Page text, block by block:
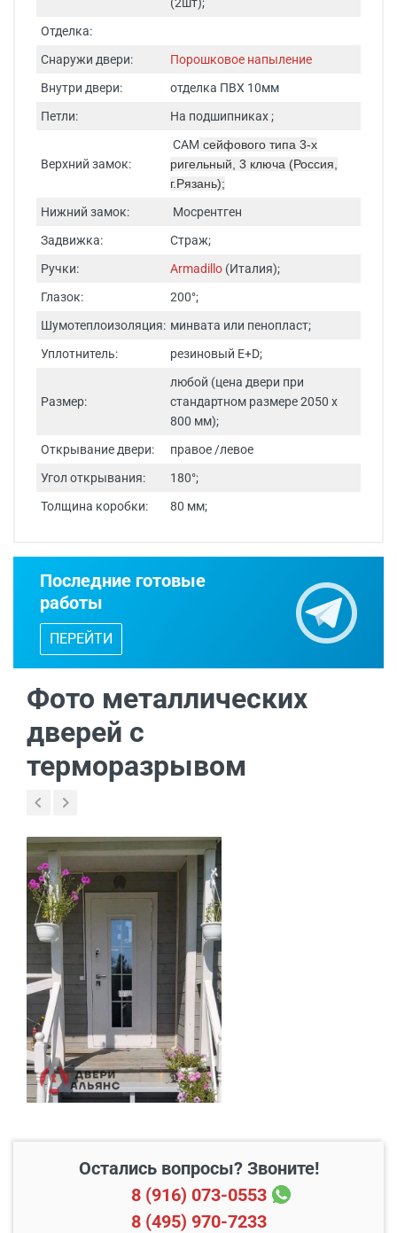
Отделка:
Снаружи двери:
Порошковое напыление
Внутри двери:
отделка ПВХ 10мм
Петли:
На подшипниках ;
Верхний замок:
САМ сейфового типа 3-х
ригельный, 3 ключа (Россия,
г.Рязань);
Нижний замок:
Мосрентген
Задвижка:
Страж;
Ручки:
Armadillo (Италия);
Глазок:
200°;
Шумотеплоизоляция: минвата или пенопласт;
Уплотнитель:
резиновый E+D;
Размер:
любой (цена двери при
стандартном размере 2050 х
800 мм);
Открывание двери:
правое /левое
Угол открывания:
180°;
Толщина коробки:
80 мм;
Бесплатный выезд специалиста
каталогом входных дверей, образцами
В пределах МКАД и в
радиусе 20 км от него
Бесплатно*
Свыше 20 км от МКАД 45 руб./км
Подъем до квартиры 200 руб./этаж
Последние готовые
работы
ПЕРЕЙТИ
Фото металлических
дверей с
терморазрывом
Остались вопросы? Звоните!
8 (916) 073-0553
8 (495) 970-7233